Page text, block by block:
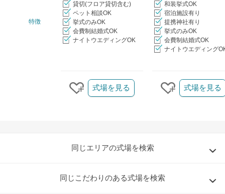
特徴
貸切(フロア貸切含む)
ペット相談OK
挙式のみOK
会費制結婚式OK
ナイトウエディングOK
和装挙式OK
宿泊施設有り
提携神社有り
挙式のみOK
会費制結婚式OK
ナイトウエディング
クリップする
式場を見る
クリップする
式場を見る
同じエリアの式場を検索
同じこだわりのある式場を検索